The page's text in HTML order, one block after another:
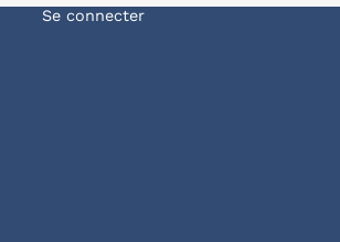
Menu du compte de
Se connecter